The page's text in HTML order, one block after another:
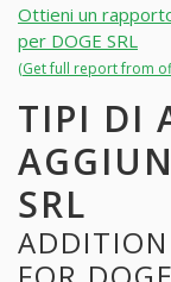
Ottieni un
per DOGE SRL
(Get full report from
TIPI DI
SRL